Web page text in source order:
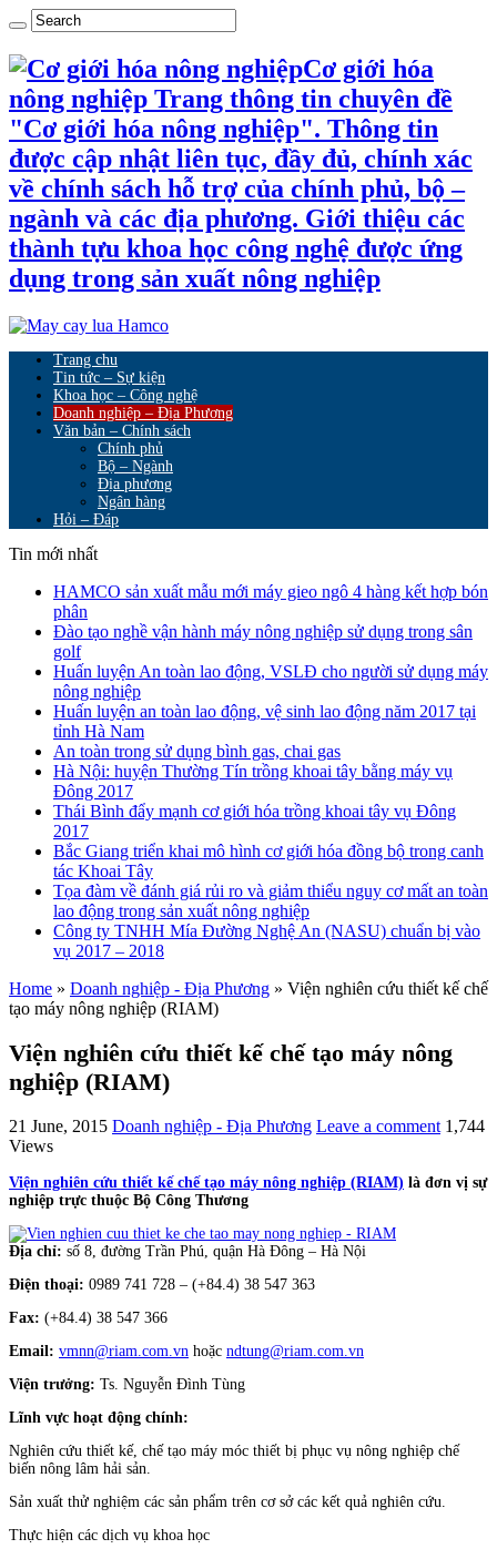
Cơ giới hóa
nông nghiệp Trang thông tin chuyên đề
"Cơ giới hóa nông nghiệp". Thông tin
được cập nhật liên tục, đầy đủ, chính xác
về chính sách hỗ trợ của chính phủ, bộ –
ngành và các địa phương. Giới thiệu các
thành tựu khoa học công nghệ được ứng
dụng trong sản xuất nông nghiệp
Trang chu
Tin tức – Sự kiện
Khoa học – Công nghệ
Doanh nghiệp – Địa Phương
Văn bản – Chính sách
Chính phủ
Bộ – Ngành
Địa phương
Ngân hàng
Hỏi – Đáp
Tin mới nhất
HAMCO sản xuất mẫu mới máy gieo ngô 4 hàng kết hợp bón
phân
Đào tạo nghề vận hành máy nông nghiệp sử dụng trong sân
golf
Huấn luyện An toàn lao động, VSLĐ cho người sử dụng máy
nông nghiệp
Huấn luyện an toàn lao động, vệ sinh lao động năm 2017 tại
tỉnh Hà Nam
An toàn trong sử dụng bình gas, chai gas
Hà Nội: huyện Thường Tín trồng khoai tây bằng máy vụ
Đông 2017
Thái Bình đẩy mạnh cơ giới hóa trồng khoai tây vụ Đông
2017
Bắc Giang triển khai mô hình cơ giới hóa đồng bộ trong canh
tác Khoai Tây
Tọa đàm về đánh giá rủi ro và giảm thiểu nguy cơ mất an toàn
lao động trong sản xuất nông nghiệp
Công ty TNHH Mía Đường Nghệ An (NASU) chuẩn bị vào
vụ 2017 – 2018
Home » Doanh nghiệp - Địa Phương » Viện nghiên cứu thiết kế chế
tạo máy nông nghiệp (RIAM)
Viện nghiên cứu thiết kế chế tạo máy nông
nghiệp (RIAM)
21 June, 2015 Doanh nghiệp - Địa Phương Leave a comment 1,744
Views
Viện nghiên cứu thiết kế chế tạo máy nông nghiệp (RIAM) là đơn vị sự
nghiệp trực thuộc Bộ Công Thương
Địa chỉ: số 8, đường Trần Phú, quận Hà Đông – Hà Nội
Điện thoại: 0989 741 728 – (+84.4) 38 547 363
Fax: (+84.4) 38 547 366
Email: vmnn@riam.com.vn hoặc ndtung@riam.com.vn
Viện trưởng: Ts. Nguyễn Đình Tùng
Lĩnh vực hoạt động chính:
Nghiên cứu thiết kế, chế tạo máy móc thiết bị phục vụ nông nghiệp chế
biến nông lâm hải sản.
Sản xuất thử nghiệm các sản phẩm trên cơ sở các kết quả nghiên cứu.
Thực hiện các dịch vụ khoa học